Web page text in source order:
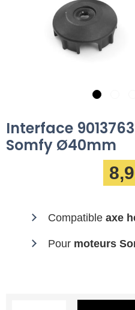
Interface
Somfy Ø40mm
Compatible axe
Pour moteurs